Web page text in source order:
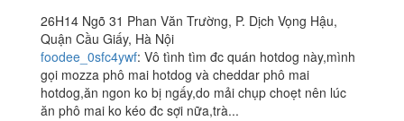
26H14 Ngõ 31 Phan Văn Trường, P. Dịch Vọng Hậu,
Quận Cầu Giấy, Hà Nội
foodee_0sfc4ywf: Vô tình tìm đc quán hotdog này,mình
gọi mozza phô mai hotdog và cheddar phô mai
hotdog,ăn ngon ko bị ngấy,do mải chụp choẹt nên lúc
ăn phô mai ko kéo đc sợi nữa,trà...